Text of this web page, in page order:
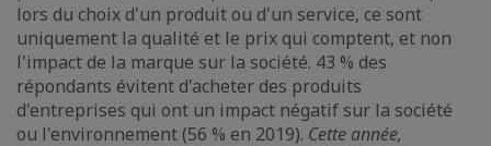
lors du choix d'un produit ou d'un service, ce sont
uniquement la qualité et le prix qui comptent, et non
l'impact de la marque sur la société. 43 % des
répondants évitent d'acheter des produits
d'entreprises qui ont un impact négatif sur la société
ou l'environnement (56 % en 2019). Cette année,